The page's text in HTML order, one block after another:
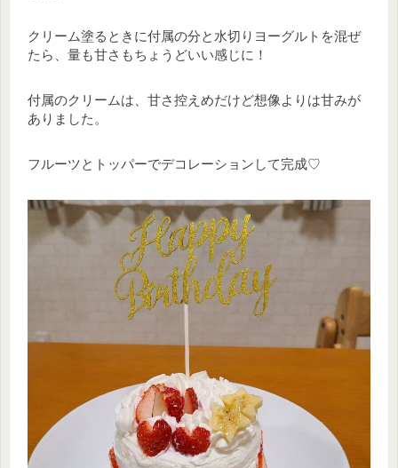
クリーム塗るときに付属の分と水切りヨーグルトを混ぜ
たら、量も甘さもちょうどいい感じに！
付属のクリームは、甘さ控えめだけど想像よりは甘みが
ありました。
フルーツとトッパーでデコレーションして完成♡